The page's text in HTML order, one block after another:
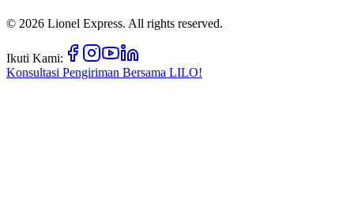
© 2026 Lionel Express. All rights reserved.
Ikuti Kami:
Konsultasi Pengiriman Bersama LILO!